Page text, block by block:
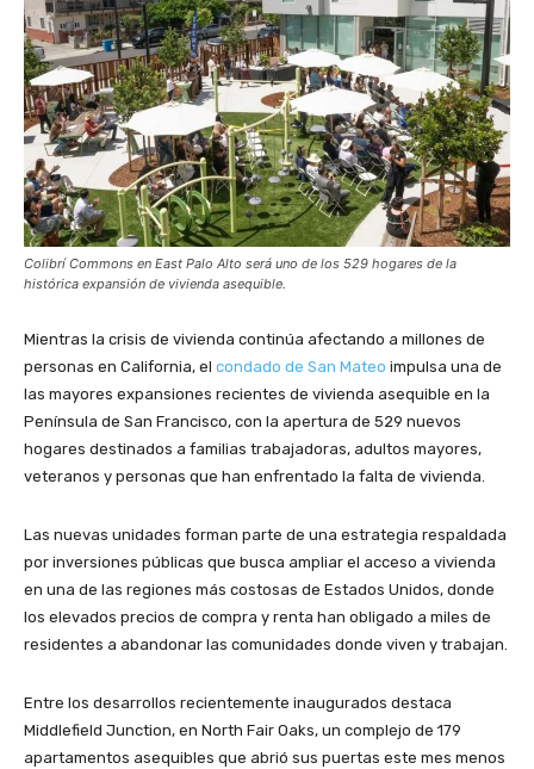
Colibrí Commons en East Palo Alto será uno de los 529 hogares de la
histórica expansión de vivienda asequible.
Mientras la crisis de vivienda continúa afectando a millones de
personas en California, el condado de San Mateo impulsa una de
las mayores expansiones recientes de vivienda asequible en la
Península de San Francisco, con la apertura de 529 nuevos
hogares destinados a familias trabajadoras, adultos mayores,
veteranos y personas que han enfrentado la falta de vivienda.
Las nuevas unidades forman parte de una estrategia respaldada
por inversiones públicas que busca ampliar el acceso a vivienda
en una de las regiones más costosas de Estados Unidos, donde
los elevados precios de compra y renta han obligado a miles de
residentes a abandonar las comunidades donde viven y trabajan.
Entre los desarrollos recientemente inaugurados destaca
Middlefield Junction, en North Fair Oaks, un complejo de 179
apartamentos asequibles que abrió sus puertas este mes menos